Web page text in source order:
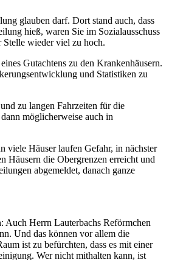
glauben darf. Dort stand auch, dass
hieß, waren Sie im Sozialausschuss
Stelle wieder viel zu hoch.
Gutachtens zu den Krankenhäusern.
und Statistiken zu
zu langen Fahrzeiten für die
möglicherweise auch in
viele Häuser laufen Gefahr, in nächster
Häusern die Obergrenzen erreicht und
abgemeldet, danach ganze
Auch Herrn Lauterbachs Reförmchen
Und das können vor allem die
ist zu befürchten, dass es mit einer
Wer nicht mithalten kann, ist